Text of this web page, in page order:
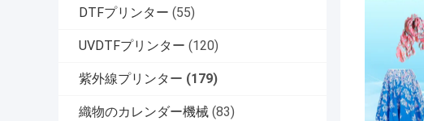
DTFプリンター (55)
UVDTFプリンター (120)
紫外線プリンター (179)
織物のカレンダー機械 (83)